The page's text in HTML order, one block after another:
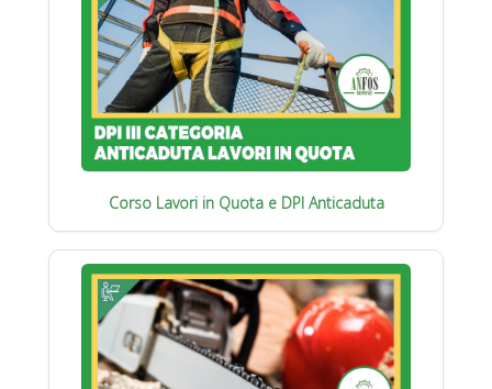
Corso Lavori in Quota e DPI Anticaduta